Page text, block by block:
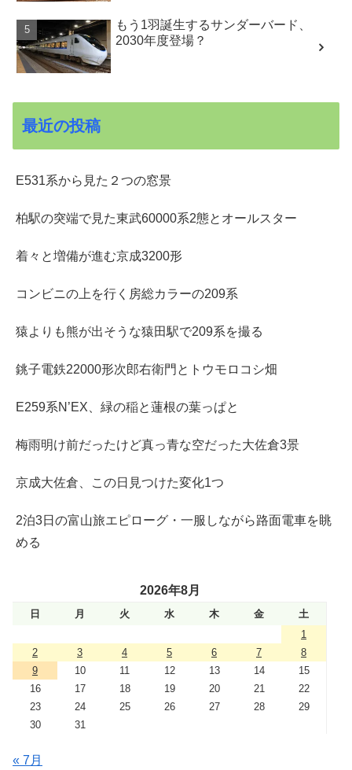
もう1羽誕生するサンダーバード、
2030年度登場？
最近の投稿
E531系から見た２つの窓景
柏駅の突端で見た東武60000系2態とオールスター
着々と増備が進む京成3200形
コンビニの上を行く房総カラーの209系
猿よりも熊が出そうな猿田駅で209系を撮る
銚子電鉄22000形次郎右衛門とトウモロコシ畑
E259系N’EX、緑の稲と蓮根の葉っぱと
梅雨明け前だったけど真っ青な空だった大佐倉3景
京成大佐倉、この日見つけた変化1つ
2泊3日の富山旅エピローグ・一服しながら路面電車を眺
める
2026年8月
日 月 火 水 木 金
土
1
2
3 4 5 6 7
8
9
10 11 12 13 14
15
16
17 18 19 20 21
22
23
24 25 26 27 28
29
30
31
« 7月